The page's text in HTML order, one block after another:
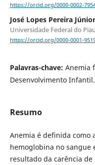
https://orcid.org/0000-0002-
José Lopes Pereira Júnior
Universidade Federal do
https://orcid.org/0000-0001-
Palavras-chave: Anemia
Desenvolvimento Infantil.
Resumo
Anemia é definida como
hemoglobina no sangue
resultado da carência